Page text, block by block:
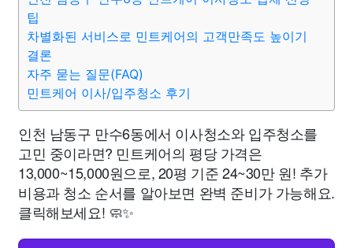
팁
차별화된 서비스로 민트케어의 고객만족도 높이기
결론
자주 묻는 질문(FAQ)
민트케어 이사/입주청소 후기
인천 남동구 만수6동에서 이사청소와 입주청소를
고민 중이라면? 민트케어의 평당 가격은
13,000~15,000원으로, 20평 기준 24~30만 원! 추가
비용과 청소 순서를 알아보면 완벽 준비가 가능해요.
클릭해보세요! 🧼✨